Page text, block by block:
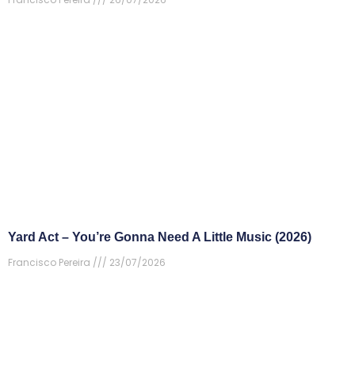
Yard Act – You’re Gonna Need A Little Music (2026)
Francisco Pereira
23/07/2026